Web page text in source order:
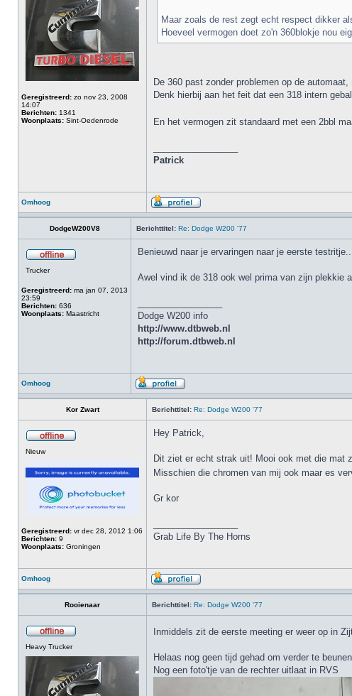
Geregistreerd: zo nov 23, 2008
14:07
Berichten: 1341
Woonplaats: Sint-Oedenrode
Maar zoals de rest zegt echt respect dikker
Hoeveel vermogen doet zo'n 360blokje nou
De 360 past zonder problemen op de
Denk hierbij aan het feit dat een 318 intern
En het vermogen zit standaard met een 2bbl
Patrick
Omhoog
DodgeW200V8 Berichttitel: Re: Dodge W200 '77
Trucker
Geregistreerd: ma jan 07, 2013
23:59
Berichten: 636
Woonplaats: Maastricht
Benieuwd naar je ervaringen naar je eerste testritje..
Awel vind ik de 318 ook wel prima van zijn plekkie
Dodge W200 info
http://www.dtbweb.nl
http://forum.dtbweb.nl
Omhoog
Kor Zwart Berichttitel: Re: Dodge W200 '77
Nieuw
Geregistreerd: vr dec 28, 2012 1:06
Berichten: 9
Woonplaats: Groningen
Hey Patrick,
Dit ziet er echt strak uit! Mooi ook met die mat
Misschien die chromen van mij ook maar es
Gr kor
Grab Life By The Horns
Omhoog
Rooienaar Berichttitel: Re: Dodge W200 '77
Heavy Trucker
Inmiddels zit de eerste meeting er weer op in
Helaas nog geen tijd gehad om verder te
Nog een foto'tje van de rechter uitlaat in RVS